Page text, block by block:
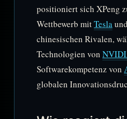
positioniert sich XPeng
Wettbewerb mitTesla
chinesischen Rivalen,
Technologien von
Softwarekompetenz von
globalen